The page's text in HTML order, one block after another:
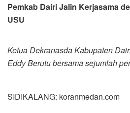
Pemkab Dairi Jalin Kerjasama
USU
Ketua Dekranasda Kabupaten
Eddy Berutu bersama sejumlah
SIDIKALANG: koranmedan.com